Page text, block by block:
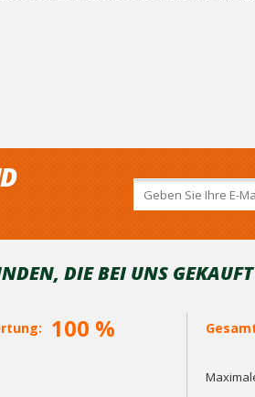
DIE BEI ​​UNS
100 %